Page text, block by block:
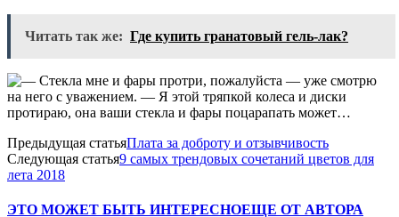
Читать так же: Где купить гранатовый гель-лак?
Предыдущая статьяПлата за доброту и отзывчивость
Следующая статья9 самых трендовых сочетаний цветов для
лета 2018
ЭТО МОЖЕТ БЫТЬ ИНТЕРЕСНОЕЩЕ ОТ АВТОРА